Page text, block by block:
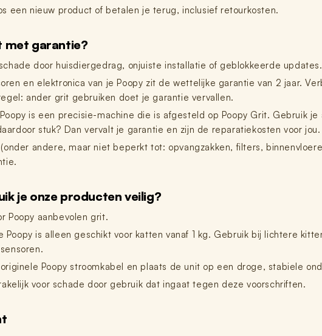
een nieuw product of betalen je terug, inclusief retourkosten.
met garantie?
door huisdiergedrag, onjuiste installatie of geblokkeerde updates.
en elektronica van je Poopy zit de wettelijke garantie van 2 jaar.
ander grit gebruiken doet je garantie vervallen.
is een precisie-machine die is afgesteld op Poopy Grit. Gebruik
stuk? Dan vervalt je garantie en zijn de reparatiekosten voor jou.
andere, maar niet beperkt tot: opvangzakken, filters,
je onze producten veilig?
Poopy aanbevolen grit.
Poopy is alleen geschikt voor katten vanaf 1 kg. Gebruik bij lichtere
Poopy stroomkabel en plaats de unit op een droge, stabiele
voor schade door gebruik dat ingaat tegen deze voorschriften.